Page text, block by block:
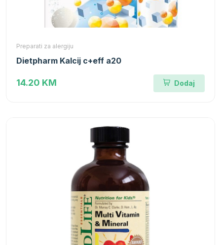
Preparati za alergiju
Dietpharm Kalcij c+eff a20
14.20 KM Dodaj